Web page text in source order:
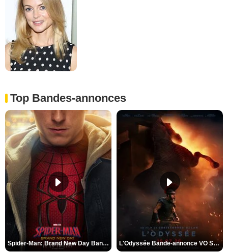
Top Bandes-annonces
Spider-Man: Brand New Day Bande-annonce VO STFR L'Odyssée Bande-annonce VO STFR